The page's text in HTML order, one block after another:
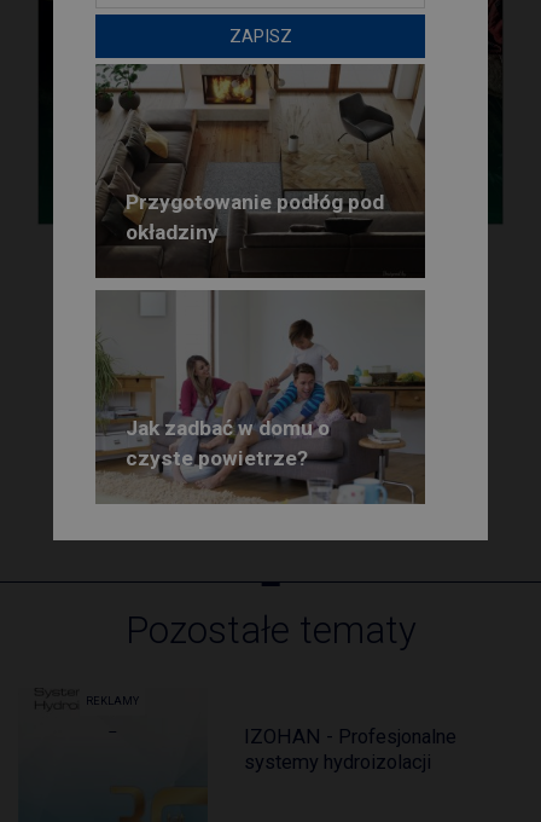
POPRZEDNI
FINNFOAM - systemy
szalunków traconych
w domach pasywnych
NASTĘPNY
GUTTA - Zadaszenia
Pozostałe tematy
REKLAMY
IZOHAN - Profesjonalne
systemy hydroizolacji
Przygotowanie podłóg pod
okładziny
Jak zadbać w domu o
czyste powietrze?
ZAPISZ